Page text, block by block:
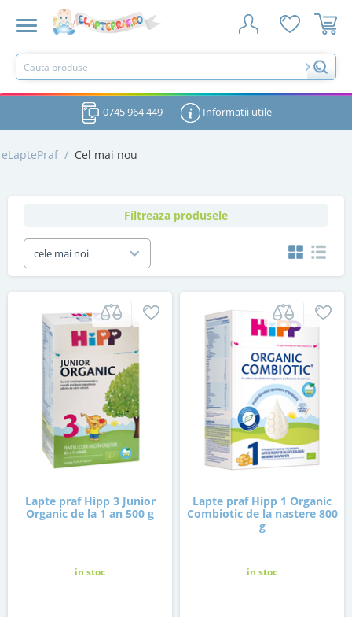
0745 964 449 Informatii utile
eLaptePraf / Cel mai nou
Filtreaza produsele
cele mai noi
Lapte praf Hipp 3 Junior
Organic de la 1 an 500 g
in stoc
Lapte praf Hipp 1 Organic
Combiotic de la nastere 800
g
in stoc